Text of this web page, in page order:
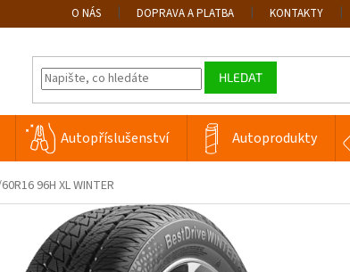
O NÁS DOPRAVA A PLATBA KONTAKTY
HLEDAT
Autopříslušenství Autoprodukty
96H XL WINTER